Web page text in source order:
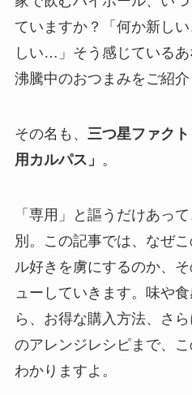
ていますか？「何か新し
しい…」そう感じている
沸騰中のおつまみをご紹介
その名も、 三つ星ファク
用カルパス」 。
「専用」と謳うだけあっ
別。この記事では、なぜ
ル好きを虜にするのか、
ューしていきます。味や
ら、お得な購入方法、さ
のアレンジレシピまで、
わかりますよ。